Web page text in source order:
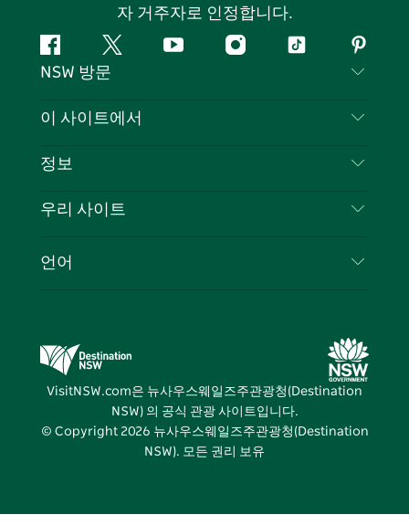
자 거주자로 인정합니다.
페
이
북
지
다
유
인
틱
핀
터
스
NSW 방문
문의하기
쿠키 고지
이 사이트에서
목적지
이벤트
정보
여행 정보
뉴사우스웨일즈주 의 사업
우리 사이트
뉴사우스웨일즈주관광청(Destination NSW) 미디
어 센터
비비드 시드니(Vivid Sydney)
언어
VisitNSW.com은 뉴사우스웨일즈주관광청(Destination
NSW) 의 공식 관광 사이트입니다.
© Copyright 2026 뉴사우스웨일즈주관광청(Destination
NSW). 모든 권리 보유